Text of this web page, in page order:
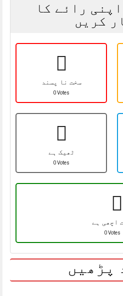
رائے کا
کریں
سخت نا پسند
0 Votes
ٹھیک ہے
0 Votes
اچھی ہے
0 Votes
پڑھیں